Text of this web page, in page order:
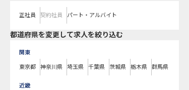
正社員 契約社員 パート・アルバイト
都道府県を変更して求人を絞り込む
関東
東京都 神奈川県 埼玉県 千葉県 茨城県 栃木県 群馬県
近畿